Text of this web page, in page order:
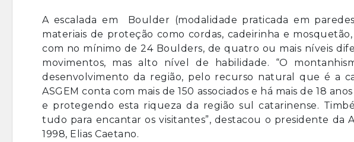
A escalada em Boulder (modalidade praticada em
materiais de proteção como cordas, cadeirinha e
com no mínimo de 24 Boulders, de quatro ou mais níveis
movimentos, mas alto nível de habilidade. “O
desenvolvimento da região, pelo recurso natural que é a
ASGEM conta com mais de 150 associados e há mais de 18
e protegendo esta riqueza da região sul catarinense.
tudo para encantar os visitantes”, destacou o presidente da
1998, Elias Caetano.